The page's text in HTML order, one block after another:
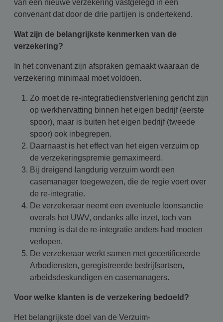
van een nieuwe verzekering vastgelegd in een
convenant dat door de drie partijen is ondertekend.
Wat zijn de belangrijkste kenmerken van de
verzekering?
In het convenant zijn afspraken gemaakt waaraan de
verzekering minimaal moet voldoen.
Zo moet de re-integratiedienstverlening gericht zijn
op werkhervatting binnen het eigen bedrijf (eerste
spoor), maar is buiten het eigen bedrijf (tweede
spoor) ook inbegrepen.
Daarnaast is het effect van het eigen verzuim op
de verzekeringspremie gemaximeerd.
Bij dreigend langdurig verzuim wordt een
casemanager toegewezen, die de regie voert over
de re-integratie.
De verzekeraar neemt een eventuele loonsanctie
overals het UWV, ondanks alle inzet, toch van
mening is dat de re-integratie anders had moeten
verlopen.
De verzekeraar werkt samen met gecertificeerde
Arbodiensten, geregistreerde bedrijfsartsen,
arbeidsdeskundigen en casemanagers.
Voor welke klanten is de verzekering bedoeld?
Het belangrijkste doel van de Verzuim-